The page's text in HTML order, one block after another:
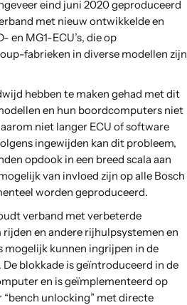
eind juni 2020 geproduceerd
met nieuw ontwikkelde en
en MG1-ECU’s, die op
fabrieken in diverse modellen zijn
hebben te maken gehad met dit
en hun boordcomputers niet
niet langer ECU of software
ingewijden kan dit probleem,
opdook in een breed scala aan
van invloed zijn op alle Bosch
worden geproduceerd.
verband met verbeterde
en andere rijhulpsystemen en
mogelijk kunnen ingrijpen in de
blokkade is geïntroduceerd in de
en is geïmplementeerd op
unlocking” met directe